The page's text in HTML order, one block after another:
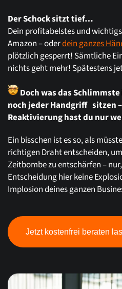
Der Schock sitzt tief…
Dein profitabelstes und
Amazon – oderdein ganzes
plötzlich gesperrt! Sämtliche
nichts geht mehr! Spätestens
Doch was das
noch jeder Handgriff sitzen
Reaktivierung hast du nur
Ein bisschen ist es so, als
richtigen Draht entscheiden,
Zeitbombe zu entschärfen –
Entscheidung hier keine
Implosion deines ganzen
Jetzt kostenfrei beraten